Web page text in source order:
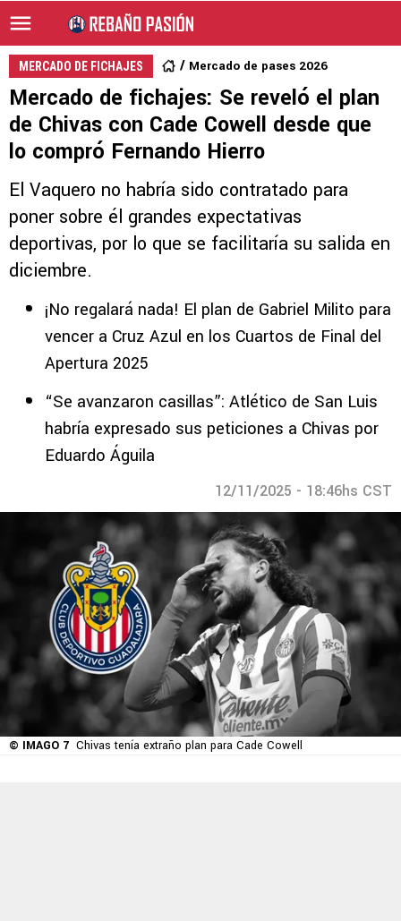
MERCADO DE FICHAJES Mercado de pases 2026
Mercado de fichajes: Se reveló el plan
de Chivas con Cade Cowell desde que
lo compró Fernando Hierro
El Vaquero no habría sido contratado para
poner sobre él grandes expectativas
deportivas, por lo que se facilitaría su salida en
diciembre.
¡No regalará nada! El plan de Gabriel Milito para
vencer a Cruz Azul en los Cuartos de Final del
Apertura 2025
“Se avanzaron casillas”: Atlético de San Luis
habría expresado sus peticiones a Chivas por
Eduardo Águila
12/11/2025 - 18:46hs CST
© IMAGO 7 Chivas tenía extraño plan para Cade Cowell